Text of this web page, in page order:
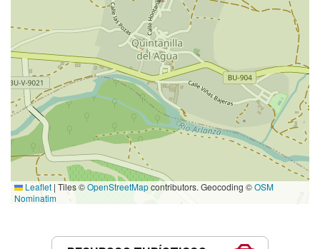
Leaflet | Tiles ©OpenStreetMapcontributors. Geocoding ©OSM
Nominatim